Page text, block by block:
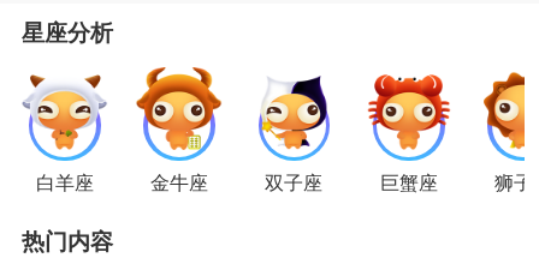
过岁月的沉淀，会认为单身较轻松，这样是不会有
担当的。
巨蟹座
：22岁
巨蟹座
的温柔形象，将人生目标放在家庭上，
座，在22岁结婚的人非常多，在这样的环境里，强
星座分析
白羊座 金牛座 双子座 巨蟹座 狮子
热门内容